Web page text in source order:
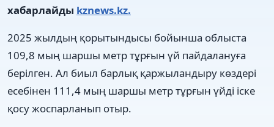
хабарлайды kznews.kz.
2025 жылдың қорытындысы бойынша облыста
109,8 мың шаршы метр тұрғын үй пайдалануға
берілген. Ал биыл барлық қаржыландыру көздері
есебінен 111,4 мың шаршы метр тұрғын үйді іске
қосу жоспарланып отыр.